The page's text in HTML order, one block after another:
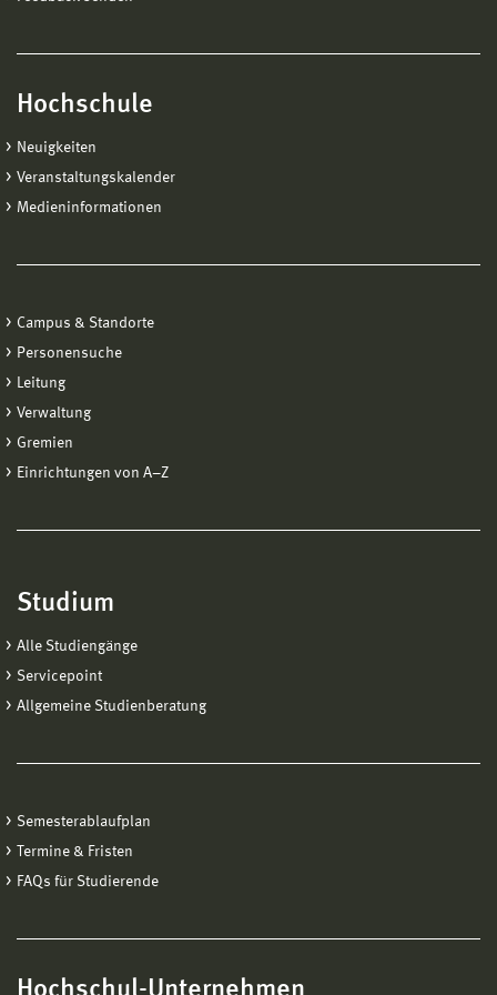
Hochschule
Neuigkeiten
Veranstaltungskalender
Medieninformationen
Campus & Standorte
Personensuche
Leitung
Verwaltung
Gremien
Einrichtungen von A−Z
Studium
Alle Studiengänge
Servicepoint
Allgemeine Studienberatung
Semesterablaufplan
Termine & Fristen
FAQs für Studierende